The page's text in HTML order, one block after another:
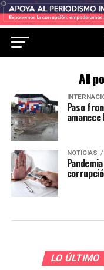
All
Paso
NOTICIAS
LO ÚLTIMO